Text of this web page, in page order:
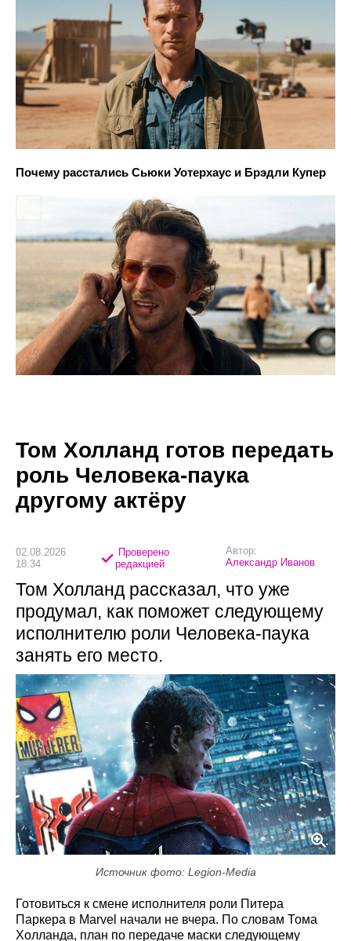
Почему расстались Сьюки Уотерхаус и Брэдли Купер
Том Холланд готов передать
роль Человека-паука
другому актёру
02.08.2026
18:34
Проверено
редакцией
Автор:
Александр Иванов
Том Холланд рассказал, что уже
продумал, как поможет следующему
исполнителю роли Человека-паука
занять его место.
Источник фото: Legion-Media
Готовиться к смене исполнителя роли Питера
Паркера в Marvel начали не вчера. По словам Тома
Холланда, план по передаче маски следующему